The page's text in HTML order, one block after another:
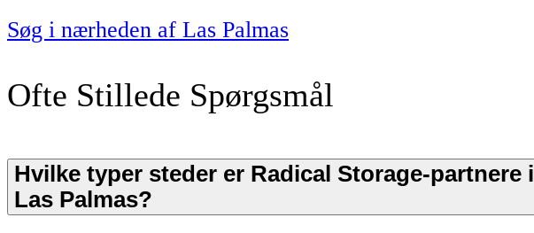
Søg i nærheden af Las Palmas
Ofte Stillede Spørgsmål
Hvilke typer steder er Radical Storage-partnere i
Las Palmas?